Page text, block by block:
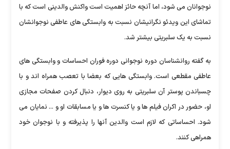
نوجوانان می شود، اما آنچه حائز اهمیت است واکنش والدینی است که با
تماشای این ویدئو نگرانیشان نسبت به وابستگی های عاطفی نوجوانشان
نسبت به یک سلبریتی بیشتر شد.
به گفته روانشناسان دوره نوجوانی دوره فوران احساسات و وابستگی های
عاطفی مقطعی است. وابستگی هایی که بعضا با تعصب همراه اند و با
چسباندن پوستر آن سلبریتی به روی دیوار، دنبال کردن صفحات مجازی
او، حضور در اکران فیلم ها و یا کنسرت ها و یا مسابقات او و ... نمایان می
شود. احساساتی که لازم است والدین آنها را پذیرفته و با نوجوان خود
همراهی کنند.